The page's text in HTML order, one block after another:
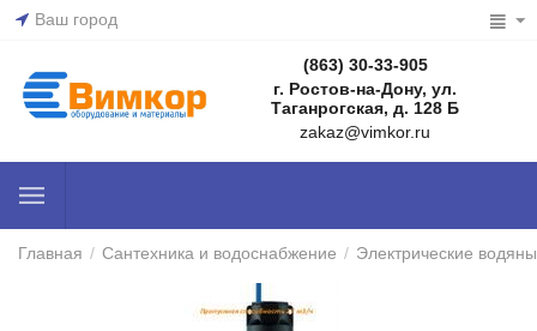
Ваш город
(863) 30-33-905
г. Ростов-на-Дону, ул.
Таганрогская, д. 128 Б
zakaz@vimkor.ru
Главная / Сантехника и водоснабжение / Электрические